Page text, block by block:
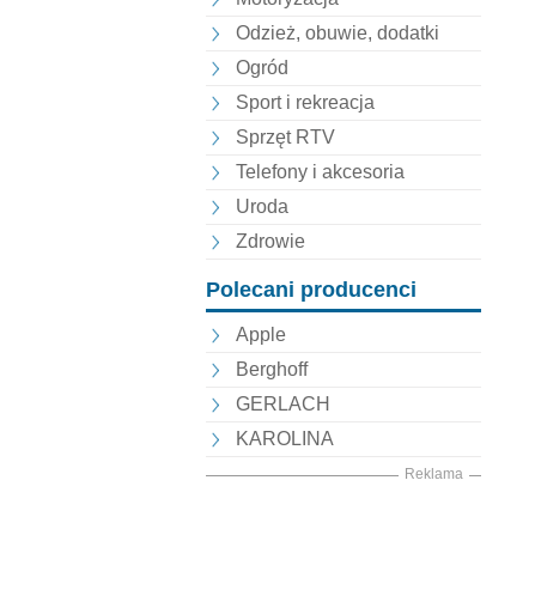
Odzież, obuwie, dodatki
Ogród
Sport i rekreacja
Sprzęt RTV
Telefony i akcesoria
Uroda
Zdrowie
Polecani producenci
Apple
Berghoff
GERLACH
KAROLINA
Reklama